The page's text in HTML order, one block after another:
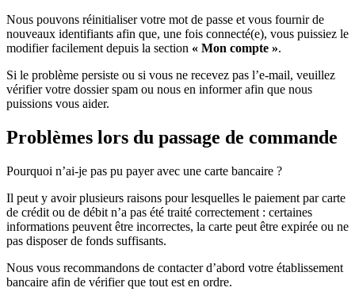
Nous pouvons réinitialiser votre mot de passe et vous fournir de
nouveaux identifiants afin que, une fois connecté(e), vous puissiez le
modifier facilement depuis la section « Mon compte ».
Si le problème persiste ou si vous ne recevez pas l’e-mail, veuillez
vérifier votre dossier spam ou nous en informer afin que nous
puissions vous aider.
Problèmes lors du passage de commande
Pourquoi n’ai-je pas pu payer avec une carte bancaire ?
Il peut y avoir plusieurs raisons pour lesquelles le paiement par carte
de crédit ou de débit n’a pas été traité correctement : certaines
informations peuvent être incorrectes, la carte peut être expirée ou ne
pas disposer de fonds suffisants.
Nous vous recommandons de contacter d’abord votre établissement
bancaire afin de vérifier que tout est en ordre.